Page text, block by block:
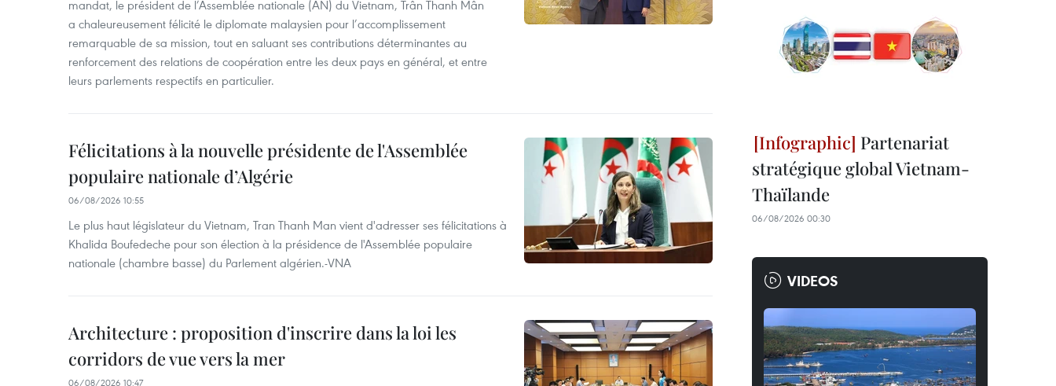
mandat, le président de l’Assemblée nationale (AN) du Vietnam, Trân Thanh Mân
a chaleureusement félicité le diplomate malaysien pour l’accomplissement
remarquable de sa mission, tout en saluant ses contributions déterminantes au
renforcement des relations de coopération entre les deux pays en général, et entre
leurs parlements respectifs en particulier.
Félicitations à la nouvelle présidente de l'Assemblée
populaire nationale d’Algérie
06/08/2026 10:55
Le plus haut législateur du Vietnam, Tran Thanh Man vient d'adresser ses félicitations à
Khalida Boufedeche pour son élection à la présidence de l'Assemblée populaire
nationale (chambre basse) du Parlement algérien.-VNA
Architecture : proposition d'inscrire dans la loi les
corridors de vue vers la mer
06/08/2026 10:47
Partenariat
stratégique global Vietnam-
Thaïlande
06/08/2026 00:30
VIDEOS